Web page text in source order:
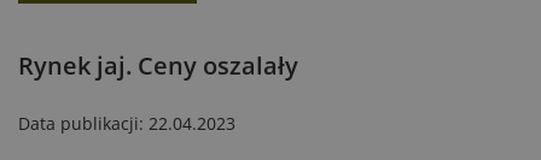
Rynek jaj. Ceny oszalały
Data publikacji: 22.04.2023